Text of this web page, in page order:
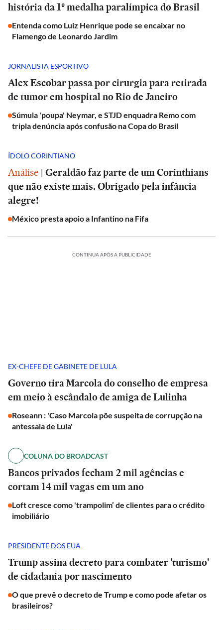
história da 1º medalha paralímpica do Brasil
Entenda como Luiz Henrique pode se encaixar no
Flamengo de Leonardo Jardim
JORNALISTA ESPORTIVO
Alex Escobar passa por cirurgia para retirada
de tumor em hospital no Rio de Janeiro
Súmula 'poupa' Neymar, e STJD enquadra Remo com
tripla denúncia após confusão na Copa do Brasil
ÍDOLO CORINTIANO
Análise | Geraldão faz parte de um Corinthians
que não existe mais. Obrigado pela infância
alegre!
México presta apoio a Infantino na Fifa
CONTINUA APÓS A PUBLICIDADE
EX-CHEFE DE GABINETE DE LULA
Governo tira Marcola do conselho de empresa
em meio à escândalo de amiga de Lulinha
Roseann : 'Caso Marcola põe suspeita de corrupção na
antessala de Lula'
COLUNA DO BROADCAST
Bancos privados fecham 2 mil agências e
cortam 14 mil vagas em um ano
Loft cresce como 'trampolim’ de clientes para o crédito
imobiliário
PRESIDENTE DOS EUA
Trump assina decreto para combater 'turismo'
de cidadania por nascimento
O que prevê o decreto de Trump e como pode afetar os
brasileiros?